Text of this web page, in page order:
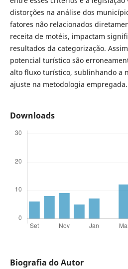
distorções na análise dos
fatores não relacionados
receita de motéis, impactam
resultados da categorização.
potencial turístico são
alto fluxo turístico, sublinhando a
ajuste na metodologia empregada.
Downloads
Biografia do Autor